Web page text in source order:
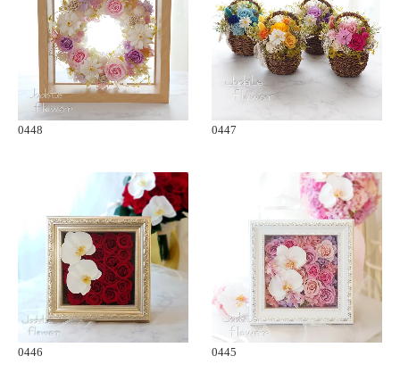
0448 0447
0446 0445